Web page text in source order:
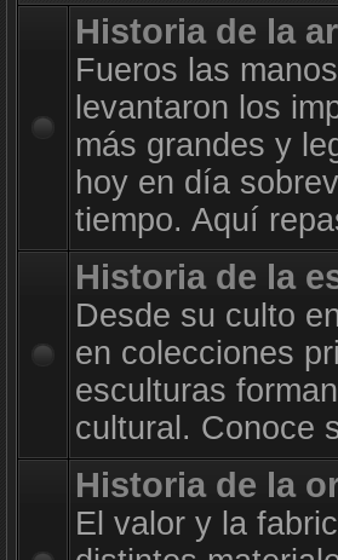
Historia de la
Fueros las
levantaron los
más grandes y
hoy en día
tiempo. Aquí
Historia de la
Desde su culto
en colecciones
esculturas
cultural. Conoce
Historia de la
El valor y la